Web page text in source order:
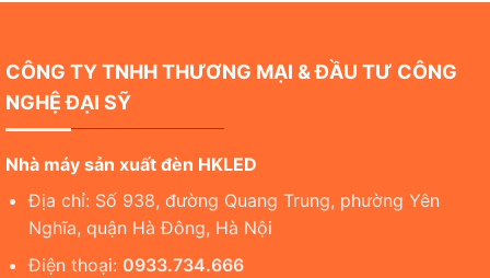
CÔNG TY TNHH THƯƠNG MẠI & ĐẦU TƯ CÔNG
NGHỆ ĐẠI SỸ
Nhà máy sản xuất đèn HKLED
Địa chỉ: Số 938, đường Quang Trung, phường Yên
Nghĩa, quận Hà Đông, Hà Nội
Điện thoại: 0933.734.666